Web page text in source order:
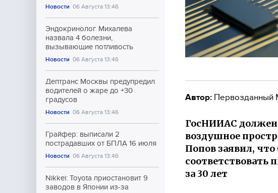
Новости 06 Августа 13:46
Эндокринолог Михалева
назвала 4 болезни,
вызывающие потливость
Новости 06 Августа 13:46
Дептранс Москвы предупредил
водителей о жаре до +30
градусов
Новости 06 Августа 13:46
Грайфер: выписали 2
пострадавших от БПЛА 16 июля
Новости 06 Августа 13:46
Nikkei: Toyota приостановит 9
заводов в Японии из-за
Автор: Первозданный
ГосНИИАС должен
воздушное
Попов заявил,
соответствовать
за 30 лет